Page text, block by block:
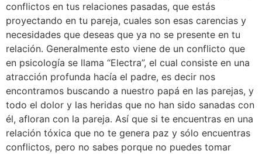
conflictos en tus relaciones pasadas, que estás
proyectando en tu pareja, cuales son esas carencias y
necesidades que deseas que ya no se presente en tu
relación. Generalmente esto viene de un conflicto que
en psicología se llama “Electra”, el cual consiste en una
atracción profunda hacía el padre, es decir nos
encontramos buscando a nuestro papá en las parejas, y
todo el dolor y las heridas que no han sido sanadas con
él, afloran con la pareja. Así que si te encuentras en una
relación tóxica que no te genera paz y sólo encuentras
conflictos, pero no sabes porque no puedes tomar